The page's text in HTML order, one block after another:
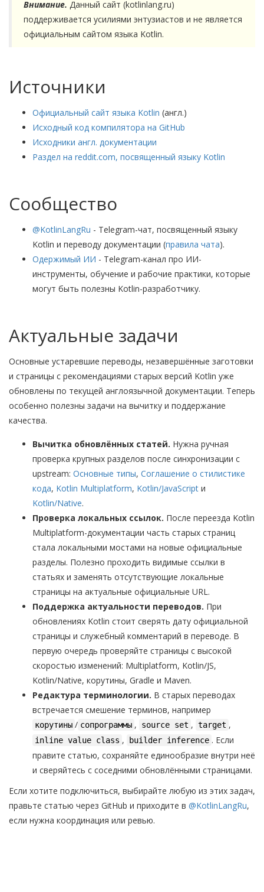
Внимание. Данный сайт (kotlinlang.ru)
поддерживается усилиями энтузиастов и не является
официальным сайтом языка Kotlin.
Источники
Официальный сайт языка Kotlin (англ.)
Исходный код компилятора на GitHub
Исходники англ. документации
Раздел на reddit.com, посвященный языку Kotlin
Сообщество
@KotlinLangRu - Telegram-чат, посвященный языку
Kotlin и переводу документации (правила чата).
Одержимый ИИ - Telegram-канал про ИИ-
инструменты, обучение и рабочие практики, которые
могут быть полезны Kotlin-разработчику.
Актуальные задачи
Основные устаревшие переводы, незавершённые заготовки
и страницы с рекомендациями старых версий Kotlin уже
обновлены по текущей англоязычной документации. Теперь
особенно полезны задачи на вычитку и поддержание
качества.
Вычитка обновлённых статей. Нужна ручная
проверка крупных разделов после синхронизации с
upstream: Основные типы, Соглашение о стилистике
кода, Kotlin Multiplatform, Kotlin/JavaScript и
Kotlin/Native.
Проверка локальных ссылок. После переезда Kotlin
Multiplatform-документации часть старых страниц
стала локальными мостами на новые официальные
разделы. Полезно проходить видимые ссылки в
статьях и заменять отсутствующие локальные
страницы на актуальные официальные URL.
Поддержка актуальности переводов. При
обновлениях Kotlin стоит сверять дату официальной
страницы и служебный комментарий в переводе. В
первую очередь проверяйте страницы с высокой
скоростью изменений: Multiplatform, Kotlin/JS,
Kotlin/Native, корутины, Gradle и Maven.
Редактура терминологии. В старых переводах
встречается смешение терминов, например
корутины / сопрограммы , source set , target ,
inline value class , builder inference . Если
правите статью, сохраняйте единообразие внутри неё
и сверяйтесь с соседними обновлёнными страницами.
Если хотите подключиться, выбирайте любую из этих задач,
правьте статью через GitHub и приходите в @KotlinLangRu,
если нужна координация или ревью.